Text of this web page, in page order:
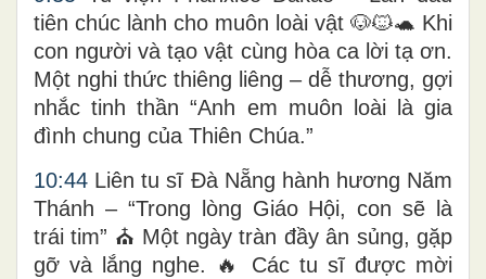
tiên chúc lành cho muôn loài vật 🐶🐱🐢 Khi
con người và tạo vật cùng hòa ca lời tạ ơn.
Một nghi thức thiêng liêng – dễ thương, gợi
nhắc tinh thần “Anh em muôn loài là gia
đình chung của Thiên Chúa.”
10:44 Liên tu sĩ Đà Nẵng hành hương Năm
Thánh – “Trong lòng Giáo Hội, con sẽ là
trái tim” ⛪ Một ngày tràn đầy ân sủng, gặp
gỡ và lắng nghe. 🔥 Các tu sĩ được mời